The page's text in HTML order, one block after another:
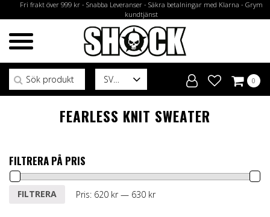
Fri frakt över 999 kr - Snabba Leveranser - Säkra betalningar med Klarna - Grym
kundtjänst
SV
Sök efter:
0
FEARLESS KNIT SWEATER
FILTRERA PÅ PRIS
Min
MaxFILTRERA Pris: 620 kr— 630 kr